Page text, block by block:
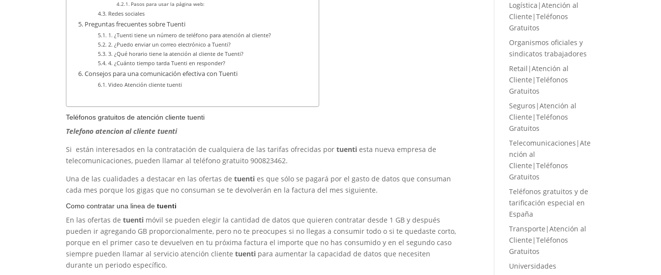
Pasos para usar la página web:
Redes sociales
Preguntas frecuentes sobre Tuenti
1. ¿Tuenti tiene un número de teléfono para atención al cliente?
2. ¿Puedo enviar un correo electrónico a Tuenti?
3. ¿Qué horario tiene la atención al cliente de Tuenti?
4. ¿Cuánto tiempo tarda Tuenti en responder?
Consejos para una comunicación efectiva con Tuenti
Video Atención cliente tuenti
Teléfonos gratuitos de atención cliente tuenti
Telefono atencion al cliente tuenti
Si están interesados en la contratación de cualquiera de las tarifas ofrecidas portuentiesta nueva empresa de
telecomunicaciones, pueden llamar al teléfono gratuito 900823462.
Una de las cualidades a destacar en las ofertas detuenti es que sólo se pagará por el gasto de datos que consuman
cada mes porque los gigas que no consuman se te devolverán en la factura del mes siguiente.
Como contratar una linea detuenti
En las ofertas de tuenti móvil se pueden elegir la cantidad de datos que quieren contratar desde 1 GB y después
pueden ir agregando GB proporcionalmente, pero no te preocupes si no llegas a consumir todo o si te quedaste corto,
porque en el primer caso te devuelven en tu próxima factura el importe que no has consumido y en el segundo caso
siempre pueden llamar al servicio atención clientetuenti para aumentar la capacidad de datos que necesiten
durante un periodo específico.
Logística|Atención al
Cliente|Teléfonos
Gratuitos
Organismos oficiales y
sindicatos trabajadores
Retail|Atención al
Cliente|Teléfonos
Gratuitos
Seguros|Atención al
Cliente|Teléfonos
Gratuitos
Telecomunicaciones|Ate
nción al
Cliente|Teléfonos
Gratuitos
Teléfonos gratuitos y de
tarificación especial en
España
Transporte|Atención al
Cliente|Teléfonos
Gratuitos
Universidades